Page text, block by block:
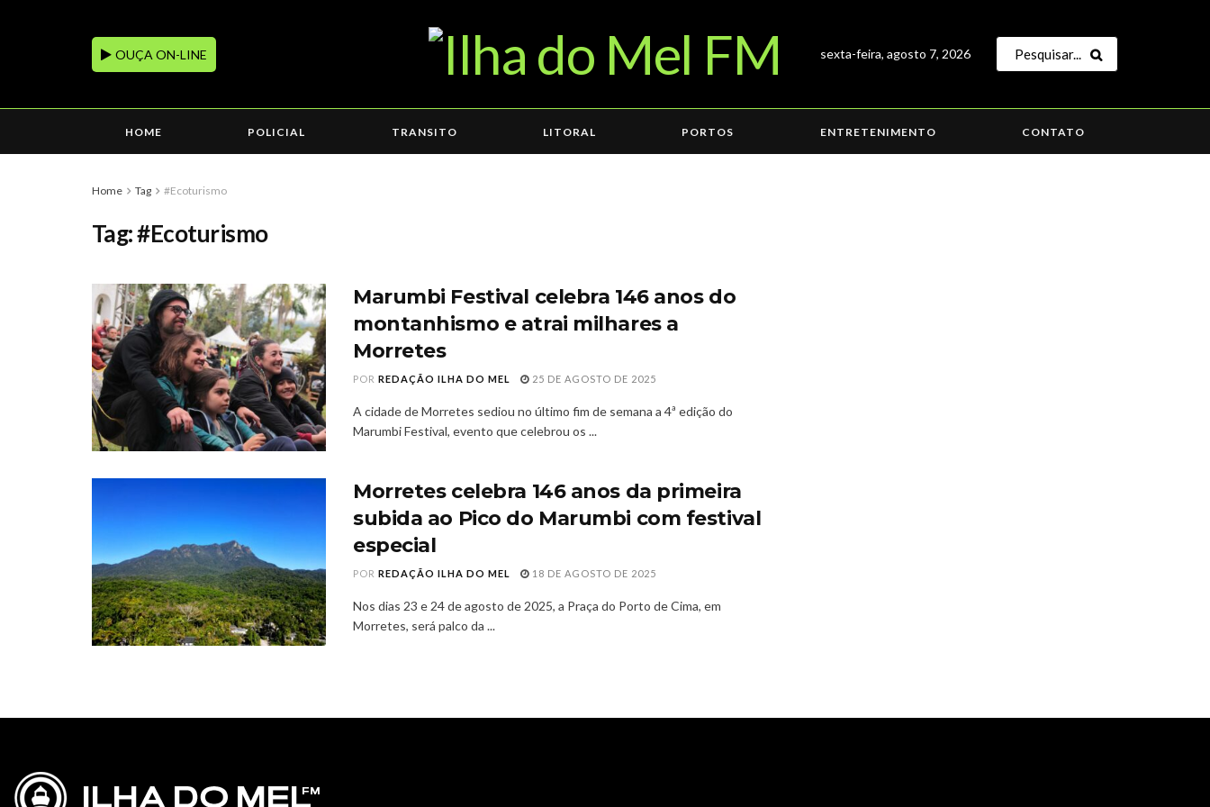
OUÇA ON-LINE sexta-feira, agosto 7, 2026
HOME POLICIAL TRANSITO LITORAL PORTOS ENTRETENIMENTO CONTATO
Home Tag #Ecoturismo
Tag:#Ecoturismo
Marumbi Festival celebra 146 anos do
montanhismo e atrai milhares a
Morretes
POR REDAÇÃO ILHA DO MEL 25 DE AGOSTO DE 2025
A cidade de Morretes sediou no último fim de semana a 4ª edição do
Marumbi Festival, evento que celebrou os ...
Morretes celebra 146 anos da primeira
subida ao Pico do Marumbi com festival
especial
POR REDAÇÃO ILHA DO MEL 18 DE AGOSTO DE 2025
Nos dias 23 e 24 de agosto de 2025, a Praça do Porto de Cima, em
Morretes, será palco da ...